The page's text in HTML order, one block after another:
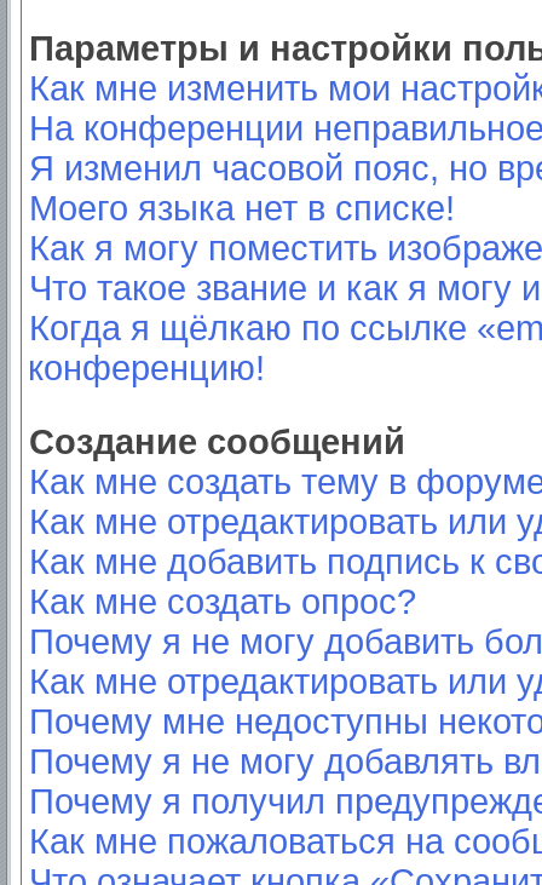
Параметры и настройки
Как мне изменить мои
На конференции
Я изменил часовой пояс, но
Моего языка нет в списке!
Как я могу поместить
Что такое звание и как я могу
Когда я щёлкаю по ссылке
конференцию!
Создание сообщений
Как мне создать тему в
Как мне отредактировать или
Как мне добавить подпись к
Как мне создать опрос?
Почему я не могу добавить
Как мне отредактировать или
Почему мне недоступны
Почему я не могу добавлять
Почему я получил
Как мне пожаловаться на